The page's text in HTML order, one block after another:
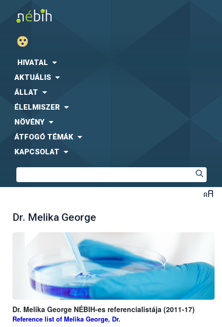
HIVATAL
AKTUÁLIS
ÁLLAT
ÉLELMISZER
NÖVÉNY
ÁTFOGÓ TÉMÁK
KAPCSOLAT
Dr. Melika George
Dr. Melika George NÉBIH-es referencialistája (2011-17)
Reference list of Melika George, Dr.